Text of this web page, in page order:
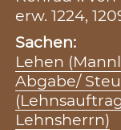
erw. 1224,
Sachen:
Lehen
Abgabe/
Lehnsherrn)